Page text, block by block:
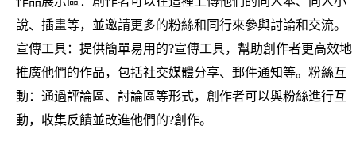
說、插畫等，並邀請更多的粉絲和同行來參與討論和交流。
宣傳工具：提供簡單易用的?宣傳工具，幫助創作者更高效地
推廣他們的作品，包括社交媒體分享、郵件通知等。粉絲互
動：通過評論區、討論區等形式，創作者可以與粉絲進行互
動，收集反饋並改進他們的?創作。